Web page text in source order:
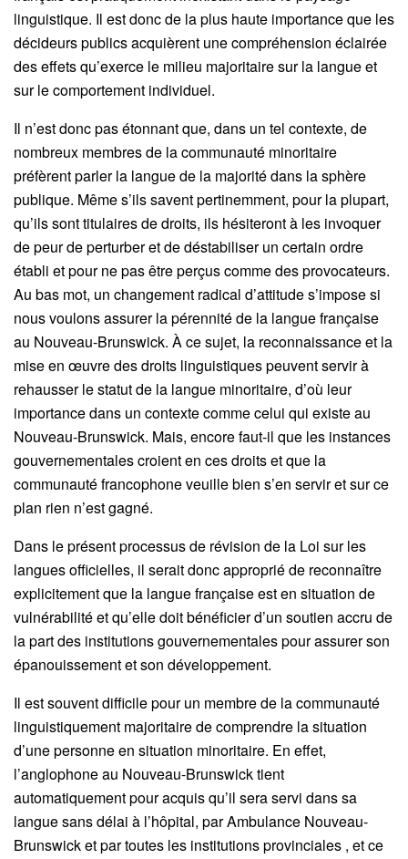
linguistique. Il est donc de la plus haute importance que les
décideurs publics acquièrent une compréhension éclairée
des effets qu’exerce le milieu majoritaire sur la langue et
sur le comportement individuel.
Il n’est donc pas étonnant que, dans un tel contexte, de
nombreux membres de la communauté minoritaire
préfèrent parler la langue de la majorité dans la sphère
publique. Même s’ils savent pertinemment, pour la plupart,
qu’ils sont titulaires de droits, ils hésiteront à les invoquer
de peur de perturber et de déstabiliser un certain ordre
établi et pour ne pas être perçus comme des provocateurs.
Au bas mot, un changement radical d’attitude s’impose si
nous voulons assurer la pérennité de la langue française
au Nouveau-Brunswick. À ce sujet, la reconnaissance et la
mise en œuvre des droits linguistiques peuvent servir à
rehausser le statut de la langue minoritaire, d’où leur
importance dans un contexte comme celui qui existe au
Nouveau-Brunswick. Mais, encore faut-il que les instances
gouvernementales croient en ces droits et que la
communauté francophone veuille bien s’en servir et sur ce
plan rien n’est gagné.
Dans le présent processus de révision de la Loi sur les
langues officielles, il serait donc approprié de reconnaître
explicitement que la langue française est en situation de
vulnérabilité et qu’elle doit bénéficier d’un soutien accru de
la part des institutions gouvernementales pour assurer son
épanouissement et son développement.
Il est souvent difficile pour un membre de la communauté
linguistiquement majoritaire de comprendre la situation
d’une personne en situation minoritaire. En effet,
l’anglophone au Nouveau-Brunswick tient
automatiquement pour acquis qu’il sera servi dans sa
langue sans délai à l’hôpital, par Ambulance Nouveau-
Brunswick et par toutes les institutions provinciales , et ce